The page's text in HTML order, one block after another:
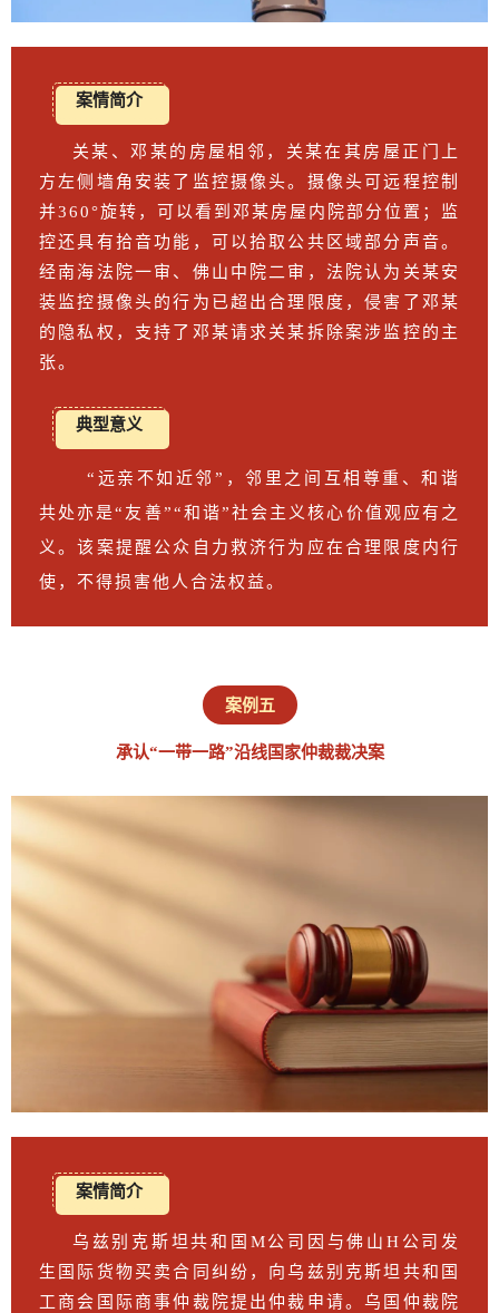
案情简介
关某、邓某的房屋相邻，关某在其房屋正门上
方左侧墙角安装了监控摄像头。摄像头可远程控制
并360°旋转，可以看到邓某房屋内院部分位置；监
控还具有拾音功能，可以拾取公共区域部分声音。
经南海法院一审、佛山中院二审，法院认为关某安
装监控摄像头的行为已超出合理限度，侵害了邓某
的隐私权，支持了邓某请求关某拆除案涉监控的主
张。
典型意义
“远亲不如近邻”，邻里之间互相尊重、和谐
共处亦是“友善”“和谐”社会主义核心价值观应有之
义。该案提醒公众自力救济行为应在合理限度内行
使，不得损害他人合法权益。
案例五
承认“一带一路”沿线国家仲裁裁决案
案情简介
乌兹别克斯坦共和国M公司因与佛山H公司发
生国际货物买卖合同纠纷，向乌兹别克斯坦共和国
工商会国际商事仲裁院提出仲裁申请。乌国仲裁院